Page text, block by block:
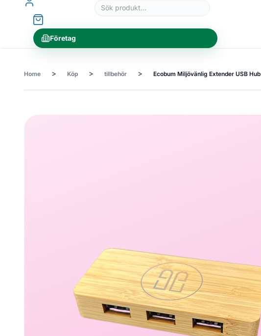
Företag
Home > Köp > tillbehör > Ecobum Miljövänlig Extender USB Hub